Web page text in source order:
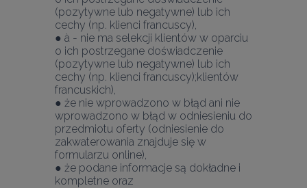
(pozytywne lub negatywne) lub ich
cechy (np. klienci francuscy),
● à - nie ma selekcji klientów w oparciu
o ich postrzegane doświadczenie
(pozytywne lub negatywne) lub ich
cechy (np. klienci francuscy);klientów
francuskich),
● że nie wprowadzono w błąd ani nie
wprowadzono w błąd w odniesieniu do
przedmiotu oferty (odniesienie do
zakwaterowania znajduje się w
formularzu online),
● że podane informacje są dokładne i
kompletne oraz